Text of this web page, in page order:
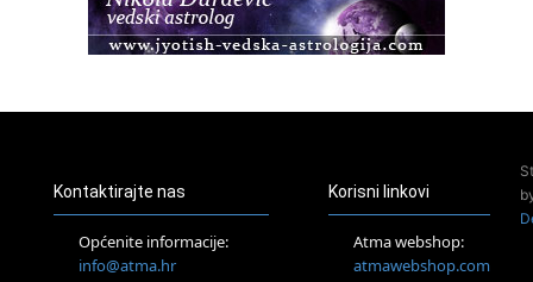
Access BARS®, otpusti stres
Pjesma srca / Zagreb
Tečaj Višeg Vodstva, razvijanja intuicije i Akaša zapisa
Kontaktirajte nas
Općenite informacije:
info@atma.hr
Korisni linkovi
Atma webshop:
atmawebshop.com